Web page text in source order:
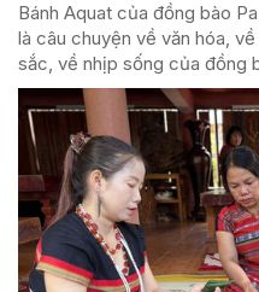
Bánh Aquat của đồng bào
là câu chuyện về văn hóa,
sắc, về nhịp sống của đồng